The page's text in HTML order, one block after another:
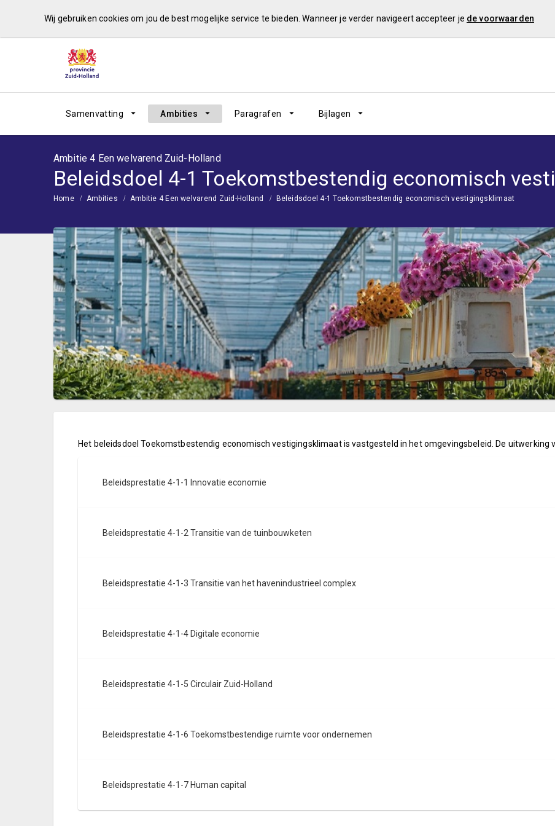
Wij gebruiken cookies om jou de best mogelijke service te bieden. Wanneer je verder navigeert accepteer je de voorwaarden
Samenvatting Ambities Paragrafen Bijlagen
Ambitie 4 Een welvarend Zuid-Holland
Beleidsdoel 4-1 Toekomstbestendig economisch
Home Ambities Ambitie 4 Een welvarend Zuid-Holland Beleidsdoel 4-1 Toekomstbestendig economisch vestigingsklimaat
Het beleidsdoel Toekomstbestendig economisch vestigingsklimaat is vastgesteld in het omgevingsbeleid. De uitwerking
Beleidsprestatie 4-1-1 Innovatie economie
Beleidsprestatie 4-1-2 Transitie van de tuinbouwketen
Beleidsprestatie 4-1-3 Transitie van het havenindustrieel complex
Beleidsprestatie 4-1-4 Digitale economie
Beleidsprestatie 4-1-5 Circulair Zuid-Holland
Beleidsprestatie 4-1-6 Toekomstbestendige ruimte voor ondernemen
Beleidsprestatie 4-1-7 Human capital